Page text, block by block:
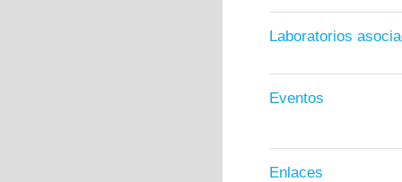
Laboratorios
Eventos
Enlaces